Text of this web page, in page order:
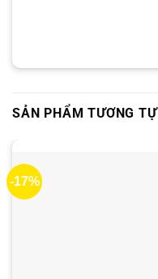
SẢN PHẨM TƯƠNG TỰ
-17%